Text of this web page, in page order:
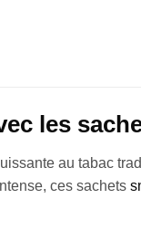
les
au tabac
ces sachets